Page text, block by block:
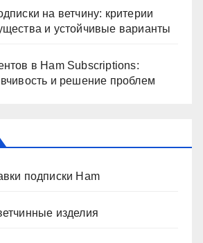
на ветчину: критерии
и устойчивые варианты
в Ham Subscriptions:
и решение проблем
подписки Ham
изделия